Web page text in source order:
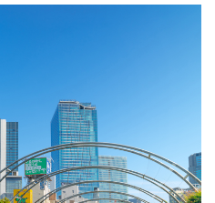
品（0.9％減）を除いてプラス
回り品（15.2%増）が2桁
％増だった。家庭用品では、
婦人服・洋品（10.6%増）、雑